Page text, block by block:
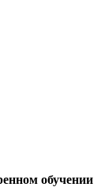
обучении